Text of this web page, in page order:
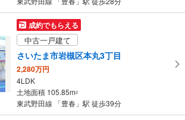
成約でもらえる
中古一戸建て
さいたま市岩槻区本丸3丁目
2,280万円
4LDK
土地面積 105.85m2
東武野田線 「豊春」駅 徒歩39分